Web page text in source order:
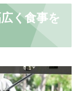
く食事を